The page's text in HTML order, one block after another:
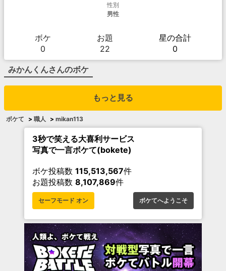
性別
男性
ボケ
0
お題
22
星の合計
0
みかんくんさんのボケ
もっと見る
ボケて > 職人 > mikan113
3秒で笑える大喜利サービス
写真で一言ボケて(bokete)
ボケ投稿数 115,513,567件
お題投稿数 8,107,869件
セーフモード オン ボケてへようこそ